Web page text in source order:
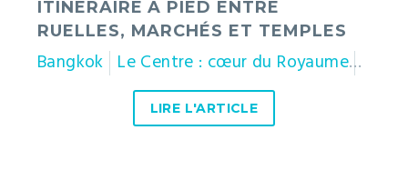
ITINÉRAIRE À PIED ENTRE
RUELLES, MARCHÉS ET TEMPLES
Bangkok Le Centre : cœur du Royaume
LIRE L'ARTICLE